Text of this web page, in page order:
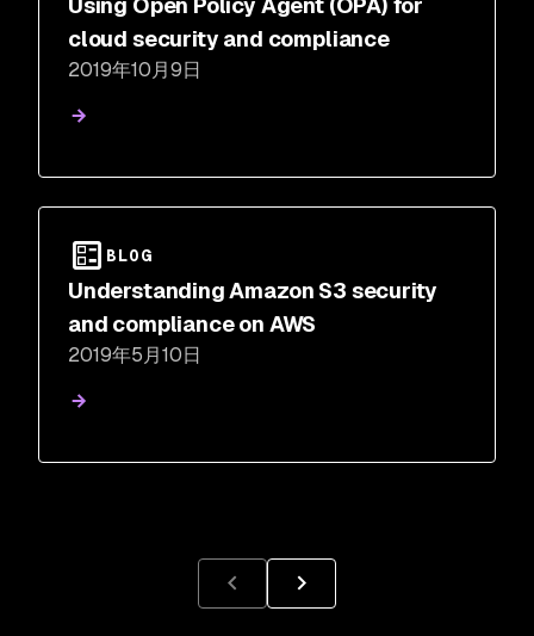
cloud security and compliance
2019年10月9日
BLOG
Understanding Amazon S3 security
and compliance on AWS
2019年5月10日